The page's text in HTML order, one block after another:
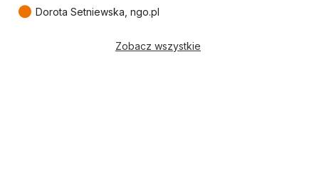
● Dorota Setniewska, ngo.pl
Zobacz wszystkie